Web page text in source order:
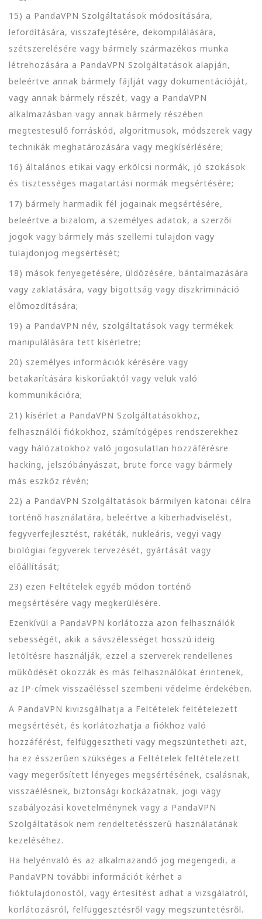
15) a PandaVPN Szolgáltatások módosítására,
lefordítására, visszafejtésére, dekompilálására,
szétszerelésére vagy bármely származékos munka
létrehozására a PandaVPN Szolgáltatások alapján,
beleértve annak bármely fájlját vagy dokumentációját,
vagy annak bármely részét, vagy a PandaVPN
alkalmazásban vagy annak bármely részében
megtestesülő forráskód, algoritmusok, módszerek vagy
technikák meghatározására vagy megkísérlésére;
16) általános etikai vagy erkölcsi normák, jó szokások
és tisztességes magatartási normák megsértésére;
17) bármely harmadik fél jogainak megsértésére,
beleértve a bizalom, a személyes adatok, a szerzői
jogok vagy bármely más szellemi tulajdon vagy
tulajdonjog megsértését;
18) mások fenyegetésére, üldözésére, bántalmazására
vagy zaklatására, vagy bigottság vagy diszkrimináció
előmozdítására;
19) a PandaVPN név, szolgáltatások vagy termékek
manipulálására tett kísérletre;
20) személyes információk kérésére vagy
betakarítására kiskorúaktól vagy velük való
kommunikációra;
21) kísérlet a PandaVPN Szolgáltatásokhoz,
felhasználói fiókokhoz, számítógépes rendszerekhez
vagy hálózatokhoz való jogosulatlan hozzáférésre
hacking, jelszóbányászat, brute force vagy bármely
más eszköz révén;
22) a PandaVPN Szolgáltatások bármilyen katonai célra
történő használatára, beleértve a kiberhadviselést,
fegyverfejlesztést, rakéták, nukleáris, vegyi vagy
biológiai fegyverek tervezését, gyártását vagy
előállítását;
23) ezen Feltételek egyéb módon történő
megsértésére vagy megkerülésére.
Ezenkívül a PandaVPN korlátozza azon felhasználók
sebességét, akik a sávszélességet hosszú ideig
letöltésre használják, ezzel a szerverek rendellenes
működését okozzák és más felhasználókat érintenek,
az IP-címek visszaéléssel szembeni védelme érdekében.
A PandaVPN kivizsgálhatja a Feltételek feltételezett
megsértését, és korlátozhatja a fiókhoz való
hozzáférést, felfüggesztheti vagy megszüntetheti azt,
ha ez ésszerűen szükséges a Feltételek feltételezett
vagy megerősített lényeges megsértésének, csalásnak,
visszaélésnek, biztonsági kockázatnak, jogi vagy
szabályozási követelménynek vagy a PandaVPN
Szolgáltatások nem rendeltetésszerű használatának
kezeléséhez.
Ha helyénvaló és az alkalmazandó jog megengedi, a
PandaVPN további információt kérhet a
fióktulajdonostól, vagy értesítést adhat a vizsgálatról,
korlátozásról, felfüggesztésről vagy megszüntetésről.